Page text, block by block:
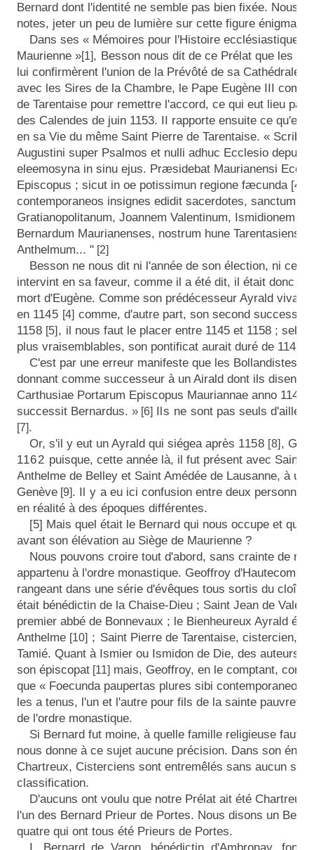
Bernard dont l'identité ne semble pas bien fixée. Nous
notes, jeter un peu de lumière sur cette figure
Dans ses « Mémoires pour l'Histoire ecclésiastique
Maurienne »[1], Besson nous dit de ce Prélat que les
lui confirmèrent l'union de la Prévôté de sa Cathédrale
avec les Sires de la Chambre, le Pape Eugène III
de Tarentaise pour remettre l'accord, ce qui eut lieu par
des Calendes de juin 1153. II rapporte ensuite ce qu'en
en sa Vie du même Saint Pierre de Tarentaise. « Scribi
Augustini super Psalmos et nulli adhuc Ecclesio
eleemosyna in sinu ejus. Præsidebat Maurianensi
Episcopus ; sicut in oe potissimun regione fæcunda [4]
contemporaneos insignes edidit sacerdotes, sanctum
Gratianopolitanum, Joannem Valentinum, Ismidionem
Bernardum Maurianenses, nostrum hune
Anthelmum... "[2]
Besson ne nous dit ni l'année de son élection, ni
intervint en sa faveur, comme il a été dit, il était donc
mort d'Eugène. Comme son prédécesseur Ayrald vivait
en 1145 [4] comme, d'autre part, son second
1158 [5] , il nous faut le placer entre 1145 et 1158 ;
plus vraisemblables, son pontificat aurait duré de 1146 à
C'est par une erreur manifeste que les Bollandistes
donnant comme successeur à un Airald dont ils disent :
Carthusiae Portarum Episcopus Mauriannae anno 1145,
successit Bernardus. »[6]Ils ne sont pas seuls
[7].
Or, s'il y eut un Ayrald qui siégea après 1158 [8] ,
1162 puisque, cette année là, il fut présent avec Saint
Anthelme de Belley et Saint Amédée de Lausanne, à un
Genève[9]. Il y a eu ici confusion entre deux
en réalité à des époques différentes.
[5] Mais quel était le Bernard qui nous occupe et
avant son élévation au Siège de Maurienne ?
Nous pouvons croire tout d'abord, sans crainte de
appartenu à l'ordre monastique. Geoffroy
rangeant dans une série d'évêques tous sortis du
était bénédictin de la Chaise-Dieu ; Saint Jean de
premier abbé de Bonnevaux ; le Bienheureux Ayrald
Anthelme [10]; Saint Pierre de Tarentaise, cistercien,
Tamié. Quant à Ismier ou Ismidon de Die, des auteurs
son épiscopat[11] mais, Geoffroy, en le comptant,
que « Foecunda paupertas plures sibi contemporaneos
les a tenus, l'un et l'autre pour fils de la sainte
de l'ordre monastique.
Si Bernard fut moine, à quelle famille religieuse faut-
nous donne à ce sujet aucune précision. Dans son
Chartreux, Cisterciens sont entremêlés sans aucun
classification.
D'aucuns ont voulu que notre Prélat ait été
l'un des Bernard Prieur de Portes. Nous disons un
quatre qui ont tous été Prieurs de Portes.
I. Bernard de Varon, bénédictin d'Ambronay,